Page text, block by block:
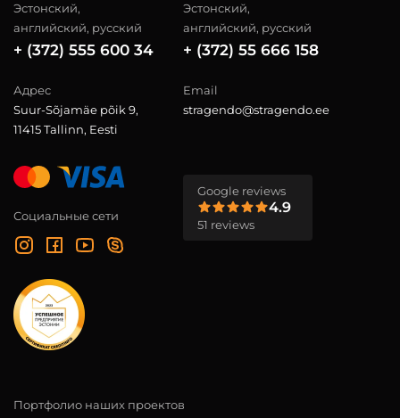
Эстонский,
английский, русский
+ (372) 555 600 34
Эстонский,
английский, русский
+ (372) 55 666 158
Адрес
Suur-Sõjamäe põik 9,
11415 Tallinn, Eesti
Email
stragendo@stragendo.ee
Социальные сети
Google reviews
4.9
51 reviews
Портфолио наших проектов